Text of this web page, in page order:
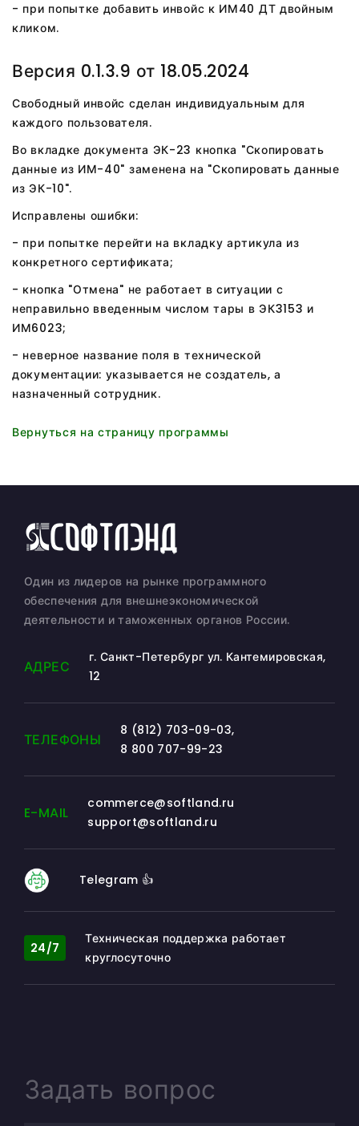
- при попытке добавить инвойс к ИМ40 ДТ двойным
кликом.
Версия 0.1.3.9 от 18.05.2024
Свободный инвойс сделан индивидуальным для
каждого пользователя.
Во вкладке документа ЭК-23 кнопка "Скопировать
данные из ИМ-40" заменена на "Скопировать данные
из ЭК-10".
Исправлены ошибки:
- при попытке перейти на вкладку артикула из
конкретного сертификата;
- кнопка "Отмена" не работает в ситуации с
неправильно введенным числом тары в ЭК3153 и
ИМ6023;
- неверное название поля в технической
документации: указывается не создатель, а
назначенный сотрудник.
Вернуться на страницу программы
Один из лидеров на рынке программного
обеспечения для внешнеэкономической
деятельности и таможенных органов России.
АДРЕС
г. Санкт-Петербург ул. Кантемировская,
12
ТЕЛЕФОНЫ
8 (812) 703-09-03,
8 800 707-99-23
E-MAIL
commerce@softland.ru
support@softland.ru
Telegram 👍
24/7
Техническая поддержка работает
круглосуточно
Задать вопрос